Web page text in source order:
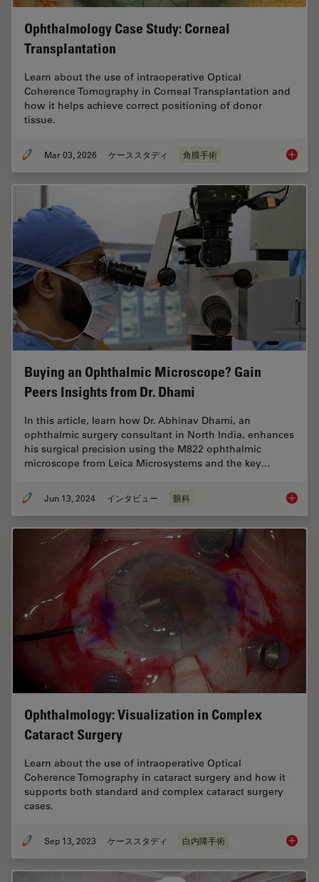
Ophthalmology Case Study: Corneal
Transplantation
Learn about the use of intraoperative Optical
Coherence Tomography in Corneal Transplantation and
how it helps achieve correct positioning of donor
tissue.
Mar 03, 2026 ケーススタディ 角膜手術
Buying an Ophthalmic Microscope? Gain
Peers Insights from Dr. Dhami
In this article, learn how Dr. Abhinav Dhami, an
ophthalmic surgery consultant in North India, enhances
his surgical precision using the M822 ophthalmic
microscope from Leica Microsystems and the key…
Jun 13, 2024 インタビュー 眼科 Buying
Ophthalmology: Visualization in Complex
Cataract Surgery
Learn about the use of intraoperative Optical
Coherence Tomography in cataract surgery and how it
supports both standard and complex cataract surgery
cases.
Sep 13, 2023 ケーススタディ 白内障手術